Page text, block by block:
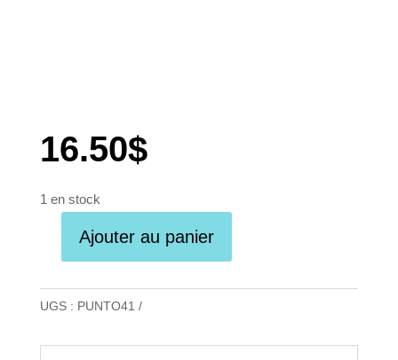
16.50$
1 en stock
quantité
Books
Ajouter au panier
UGS : PUNTO41